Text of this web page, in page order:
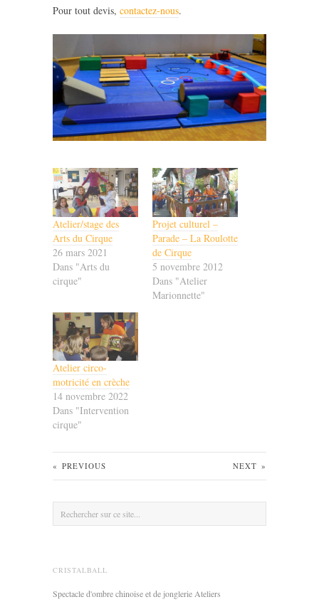
Pour tout devis, contactez-nous.
Atelier/stage des
Arts du Cirque
26 mars 2021
Dans "Arts du
cirque"
Projet culturel –
Parade – La Roulotte
de Cirque
5 novembre 2012
Dans "Atelier
Marionnette"
Atelier circo-
motricité en crèche
14 novembre 2022
Dans "Intervention
cirque"
« PREVIOUS NEXT »
CRISTALBALL
Spectacle d'ombre chinoise et de jonglerie Ateliers